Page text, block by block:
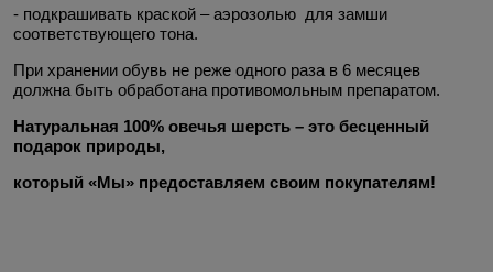
- подкрашивать краской – аэрозолью для замши
соответствующего тона.
При хранении обувь не реже одного раза в 6 месяцев
должна быть обработана противомольным препаратом.
Натуральная 100% овечья шерсть – это бесценный
подарок природы,
который «Мы» предоставляем своим покупателям!